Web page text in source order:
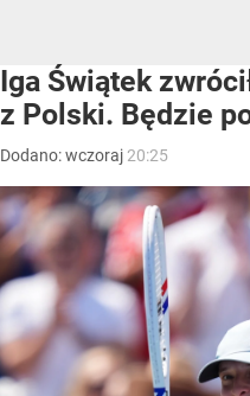
Iga Świątek
z Polski. Będzie
Dodano:wczoraj 20:25